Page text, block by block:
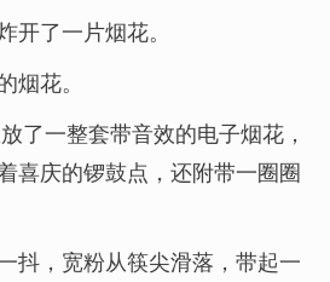
开了一片烟花。
烟花。
了一整套带音效的电子烟花，
喜庆的锣鼓点，还附带一圈圈
抖，宽粉从筷尖滑落，带起一